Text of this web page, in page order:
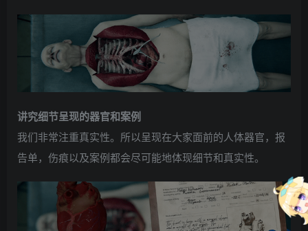
讲究细节呈现的器官和案例
我们非常注重真实性。所以呈现在大家面前的人体器官，报
告单，伤痕以及案例都会尽可能地体现细节和真实性。